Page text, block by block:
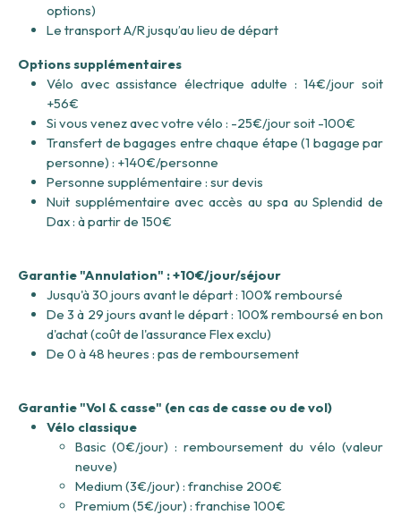
options)
Le transport A/R jusqu’au lieu de départ
Options supplémentaires
Vélo avec assistance électrique adulte : 14€/jour soit
+56€
Si vous venez avec votre vélo : -25€/jour soit -100€
Transfert de bagages entre chaque étape (1 bagage par
personne) : +140€/personne
Personne supplémentaire : sur devis
Nuit supplémentaire avec accès au spa au Splendid de
Dax : à partir de 150€
Garantie "Annulation" : +10€/jour/séjour
Jusqu'à 30 jours avant le départ : 100% remboursé
De 3 à 29 jours avant le départ : 100% remboursé en bon
d'achat (coût de l'assurance Flex exclu)
De 0 à 48 heures : pas de remboursement
Garantie "Vol & casse" (en cas de casse ou de vol)
Vélo classique
Basic (0€/jour) : remboursement du vélo (valeur
neuve)
Medium (3€/jour) : franchise 200€
Premium (5€/jour) : franchise 100€